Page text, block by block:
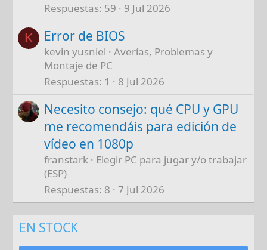
Respuestas 59 9 Jul 2026
K Error de BIOS
kevin yusniel
Averías, Problemas y
Montaje de PC
Respuestas 1 8 Jul 2026
Necesito consejo: qué CPU y GPU
me recomendáis para edición de
vídeo en 1080p
franstark
Elegir PC para jugar y/o trabajar
(ESP)
Respuestas 8 7 Jul 2026
EN STOCK